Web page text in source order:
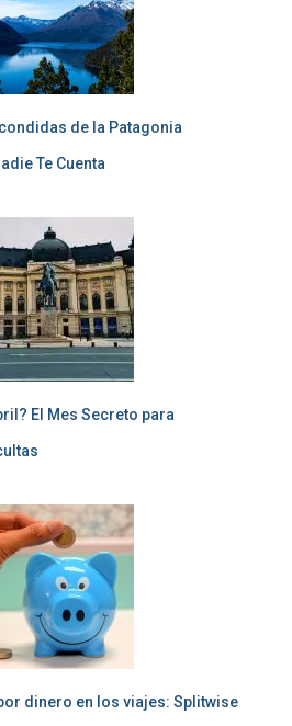
de la Patagonia
Te Cuenta
El Mes Secreto para
dinero en los viajes: Splitwise